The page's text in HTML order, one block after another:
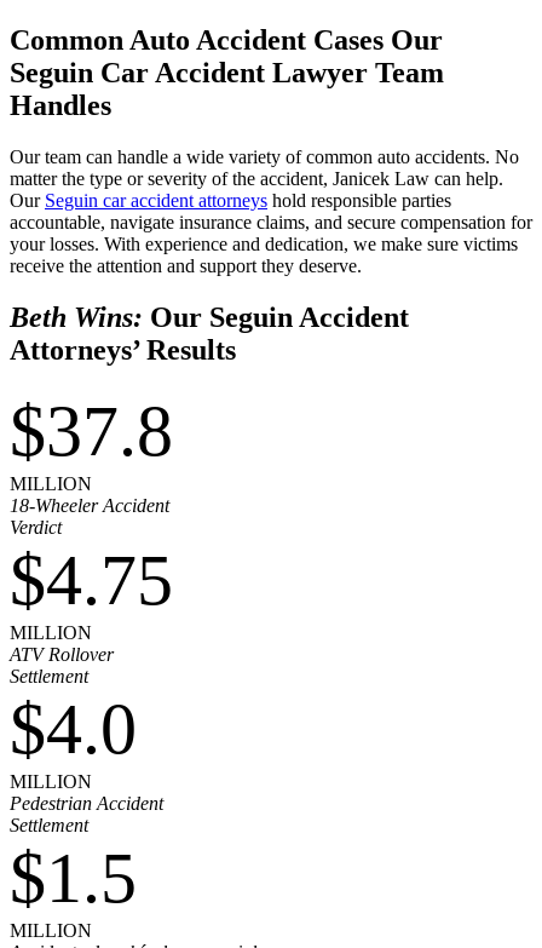
Common Auto Accident Cases Our
Seguin Car Accident Lawyer Team
Handles
Our team can handle a wide variety of common auto accidents. No
matter the type or severity of the accident, Janicek Law can help.
Our Seguin car accident attorneys hold responsible parties
accountable, navigate insurance claims, and secure compensation for
your losses. With experience and dedication, we make sure victims
receive the attention and support they deserve.
Beth Wins: Our Seguin Accident
Attorneys’ Results
$37.8
MILLION
18-Wheeler Accident
Verdict
$4.75
MILLION
ATV Rollover
Settlement
$4.0
MILLION
Pedestrian Accident
Settlement
$1.5
MILLION